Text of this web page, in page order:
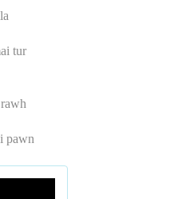
tur
pawn